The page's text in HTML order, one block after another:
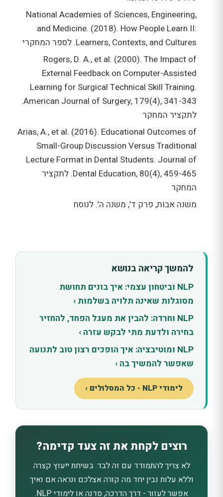
National Academies of Sciences, Engineering,
and Medicine. (2018). How People Learn II:
Learners, Contexts, and Cultures. לספר המחקרי
Rogers, D. A., et al. (2000). The Impact of
External Feedback on Computer-Assisted
Learning for Surgical Technical Skill Training.
American Journal of Surgery, 179(4), 341-343.
לתקציר המחקר
Arias, A., et al. (2016). Educational Outcomes of
Small-Group Discussion Versus Traditional
Lecture Format in Dental Students. Journal of
Dental Education, 80(4), 459-465. לתקציר
המחקר
משנה אבות, פרק ד׳, משנה ה׳. לנוסח
להמשך קריאה בנושא
NLP וביטחון עצמי: איך בונים תחושת
מסוגלות שאינה תלויה בשלמות ›
NLP וחרדה: להבין את מעגל הפחד, להחזיר
בחירה ולדעת מתי לבקש עזרה ›
NLP ומוטיבציה: איך הופכים רצון טוב לתנועה
שאפשר להמשיך בה ›
לימודי NLP - כל המסלולים ›
רוצים לקחת את זה צעד קדימה?
לא צריך להתמודד עם זה לבד. בשיחת ייעוץ קצרה
וללא עלות נבין יחד מה קורה אצלכם ונראה אם ואיך
אפשר לעזור - דרך הדרכה, סדנה או לימודי NLP.